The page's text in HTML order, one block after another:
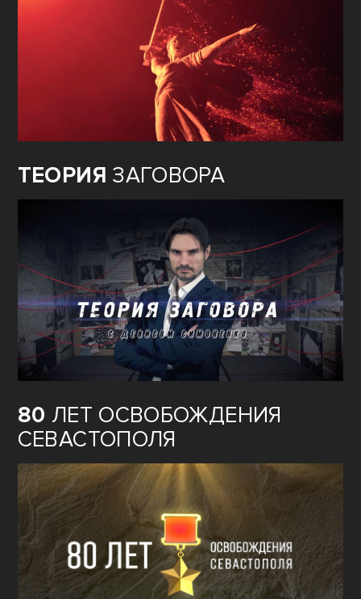
ТЕОРИЯ ЗАГОВОРА
80 ЛЕТ ОСВОБОЖДЕНИЯ
СЕВАСТОПОЛЯ